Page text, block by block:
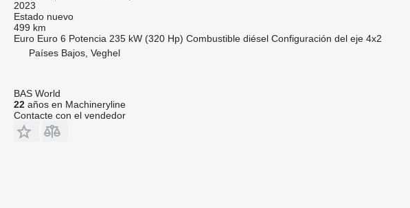
2023
Estadonuevo
499 km
Euro Euro 6 Potencia 235 kW (320 Hp) Combustible diésel Configuración del eje 4x2
Países Bajos, Veghel
BAS World
22años en Machineryline
Contacte con el vendedor